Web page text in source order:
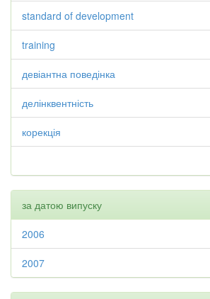
standard of development
training
девіантна поведінка
делінквентність
корекція
за датою випуску
2006
2007